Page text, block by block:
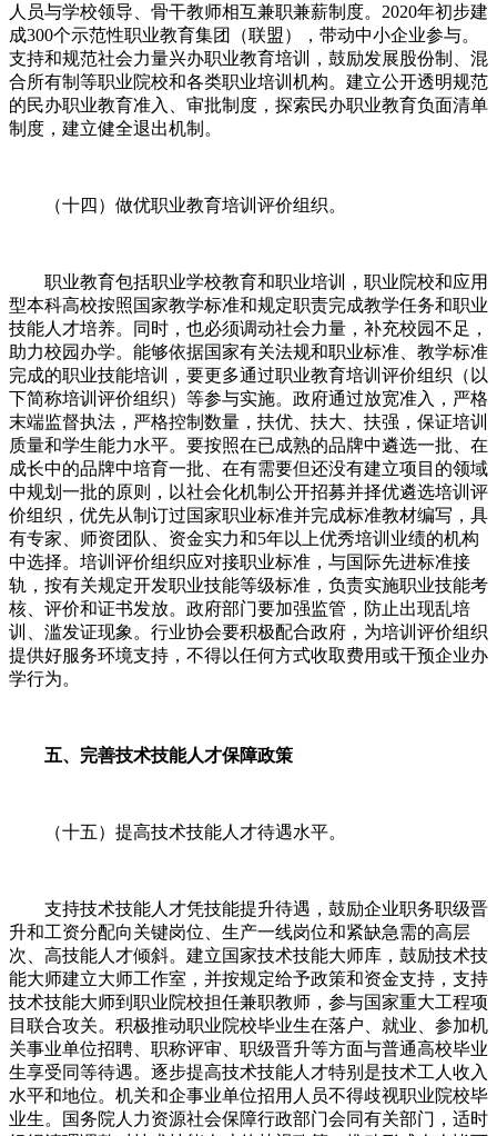
人员与学校领导、骨干教师相互兼职兼薪制度。2020年初步建
成300个示范性职业教育集团（联盟），带动中小企业参与。
支持和规范社会力量兴办职业教育培训，鼓励发展股份制、混
合所有制等职业院校和各类职业培训机构。建立公开透明规范
的民办职业教育准入、审批制度，探索民办职业教育负面清单
制度，建立健全退出机制。
（十四）做优职业教育培训评价组织。
职业教育包括职业学校教育和职业培训，职业院校和应用
型本科高校按照国家教学标准和规定职责完成教学任务和职业
技能人才培养。同时，也必须调动社会力量，补充校园不足，
助力校园办学。能够依据国家有关法规和职业标准、教学标准
完成的职业技能培训，要更多通过职业教育培训评价组织（以
下简称培训评价组织）等参与实施。政府通过放宽准入，严格
末端监督执法，严格控制数量，扶优、扶大、扶强，保证培训
质量和学生能力水平。要按照在已成熟的品牌中遴选一批、在
成长中的品牌中培育一批、在有需要但还没有建立项目的领域
中规划一批的原则，以社会化机制公开招募并择优遴选培训评
价组织，优先从制订过国家职业标准并完成标准教材编写，具
有专家、师资团队、资金实力和5年以上优秀培训业绩的机构
中选择。培训评价组织应对接职业标准，与国际先进标准接
轨，按有关规定开发职业技能等级标准，负责实施职业技能考
核、评价和证书发放。政府部门要加强监管，防止出现乱培
训、滥发证现象。行业协会要积极配合政府，为培训评价组织
提供好服务环境支持，不得以任何方式收取费用或干预企业办
学行为。
五、完善技术技能人才保障政策
（十五）提高技术技能人才待遇水平。
支持技术技能人才凭技能提升待遇，鼓励企业职务职级晋
升和工资分配向关键岗位、生产一线岗位和紧缺急需的高层
次、高技能人才倾斜。建立国家技术技能大师库，鼓励技术技
能大师建立大师工作室，并按规定给予政策和资金支持，支持
技术技能大师到职业院校担任兼职教师，参与国家重大工程项
目联合攻关。积极推动职业院校毕业生在落户、就业、参加机
关事业单位招聘、职称评审、职级晋升等方面与普通高校毕业
生享受同等待遇。逐步提高技术技能人才特别是技术工人收入
水平和地位。机关和企事业单位招用人员不得歧视职业院校毕
业生。国务院人力资源社会保障行政部门会同有关部门，适时